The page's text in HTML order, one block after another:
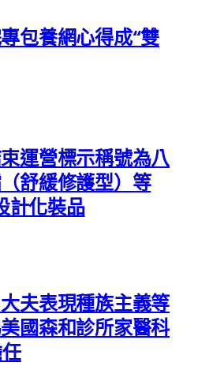
包養網心得成“雙
運營標示稱號為八
舒緩修護型）等
計化裝品
夫表現種族主義等
國森和診所家醫科